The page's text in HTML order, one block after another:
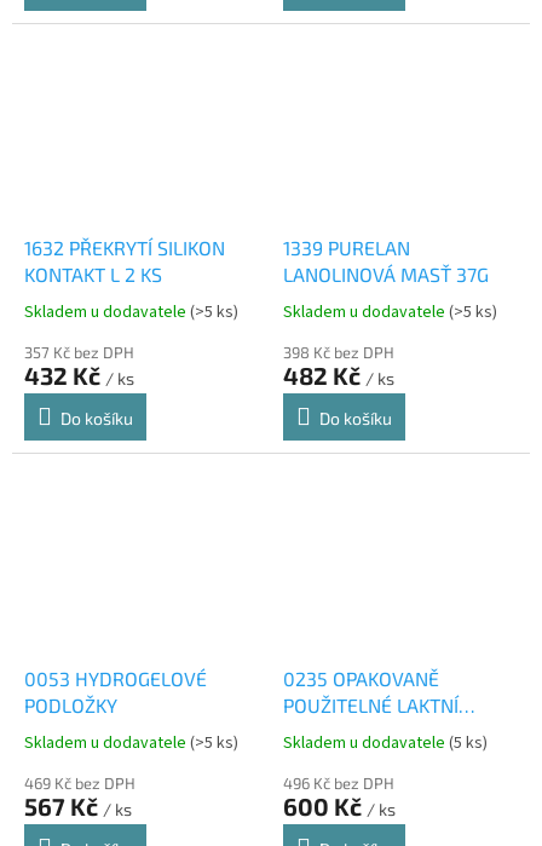
1632 PŘEKRYTÍ SILIKON
KONTAKT L 2 KS
Skladem u dodavatele (>5 ks)
357 Kč bez DPH
432 Kč / ks
Do košíku
1339 PURELAN
LANOLINOVÁ MASŤ 37G
Skladem u dodavatele (>5 ks)
398 Kč bez DPH
482 Kč / ks
Do košíku
0053 HYDROGELOVÉ
PODLOŽKY
Skladem u dodavatele (>5 ks)
469 Kč bez DPH
567 Kč / ks
0235 OPAKOVANĚ
POUŽITELNÉ LAKTNÍ
VLOŽKY (4 KS)
Skladem u dodavatele (5 ks)
496 Kč bez DPH
600 Kč / ks